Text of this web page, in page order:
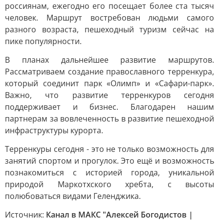
россиянам, ежегодно его посещает более ста тысяч
человек. Маршрут востребован людьми самого
разного возраста, пешеходный туризм сейчас на
пике популярности.
В планах дальнейшее развитие маршрутов.
Рассматриваем создание православного терренкура,
который соединит парк «Олимп» и «Сафари-парк».
Важно, что развитие терренкуров сегодня
поддерживает и бизнес. Благодарен нашим
партнерам за вовлеченность в развитие пешеходной
инфраструктуры курорта.
Терренкуры сегодня - это не только возможность для
занятий спортом и прогулок. Это ещё и возможность
познакомиться с историей города, уникальной
природой Маркотхского хребта, с высоты
полюбоваться видами Геленджика.
Источник: Канал в МАКС "Алексей Богодистов |